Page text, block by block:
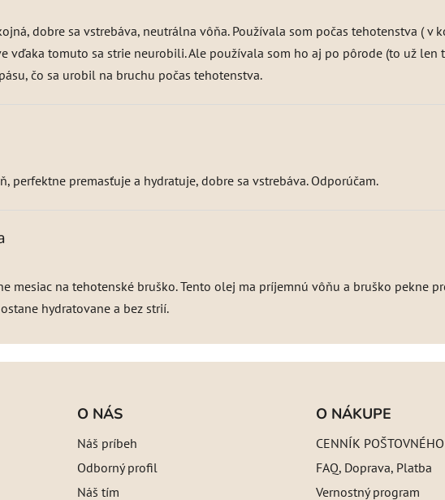
5 hviezdičiek.
dobre sa vstrebáva, neutrálna vôňa. Používala som počas tehotenstva ( v
vďaka tomuto sa strie neurobili. Ale používala som ho aj po pôrode (to už
čo sa urobil na bruchu počas tehotenstva.
5 hviezdičiek.
perfektne premasťuje a hydratuje, dobre sa vstrebáva. Odporúčam.
5 hviezdičiek.
mesiac na tehotenské bruško. Tento olej ma príjemnú vôňu a bruško pekne
hydratovane a bez strií.
O NÁS
Náš príbeh
Odborný profil
Náš tím
O NÁKUPE
CENNÍK POŠTOVNÉHO
FAQ, Doprava, Platba
Vernostný program